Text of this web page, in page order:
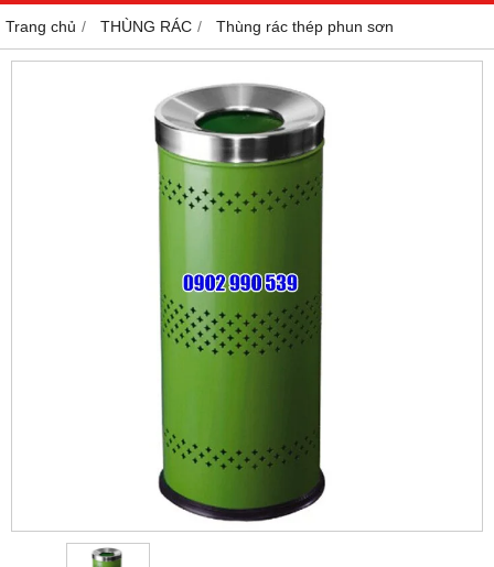
Trang chủ THÙNG RÁC Thùng rác thép phun sơn